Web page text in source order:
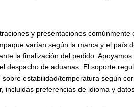
y presentaciones
varían según la marca y el país
la finalización del pedido.
de aduanas. El soporte
estabilidad/temperatura según
preferencias de idioma y